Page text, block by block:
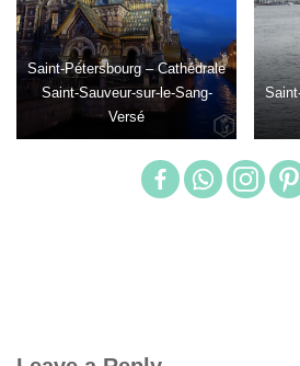
Saint-Pétersbourg – Cathédrale
Saint-Sauveur-sur-le-Sang-
Versé